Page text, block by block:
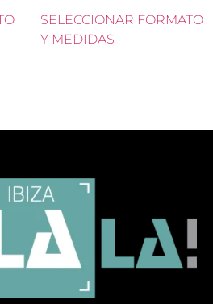
SELECCIONAR FORMATO
Y MEDIDAS